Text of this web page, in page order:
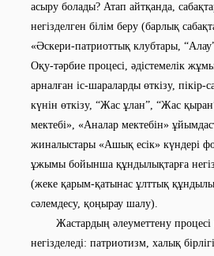
асыру болады? Атап айтқанда,
негізделген білім беру (барлық
«Әскери-патриоттық клубтары,
Оқу-тәрбие процесі, әдістемелік
арналған іс-шараларды өткізу, пікір-
күнін өткізу, “Жас ұлан”, “Жас
мектебі», «Аналар мектебін»
жиналыстары «Ашық есік» күндері
ұжымы бойынша құндылықтарға
(жеке қарым-қатынас ұлттық
сәлемдесу, қоңырау шалу).
Жастардың әлеуметтену процесі
негізделеді: патриотизм, халық